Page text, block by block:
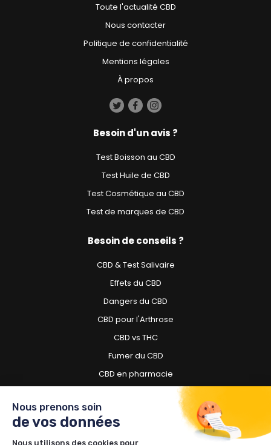
Toute l'actualité CBD
Nous contacter
Politique de confidentialité
Mentions légales
À propos
Besoin d'un avis ?
Test Boisson au CBD
Test Huile de CBD
Test Cosmétique au CBD
Test de marques de CBD
Besoin de conseils ?
CBD & Test Salivaire
Effets du CBD
Dangers du CBD
CBD pour l'Arthrose
CBD vs THC
Fumer du CBD
CBD en pharmacie
Besoin d'acheter du CBD ?
Nous prenons soin
de vos données
Nous utilisons des cookies pour